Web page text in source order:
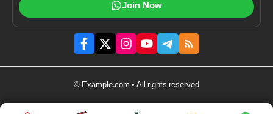
Join Now
© Example.com • All rights reserved